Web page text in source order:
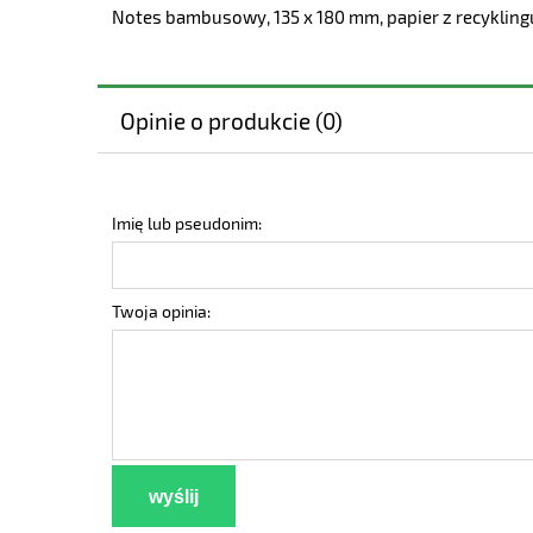
Notes bambusowy, 135 x 180 mm, papier z
Opinie o produkcie (0)
Imię lub pseudonim:
Twoja opinia:
wyślij